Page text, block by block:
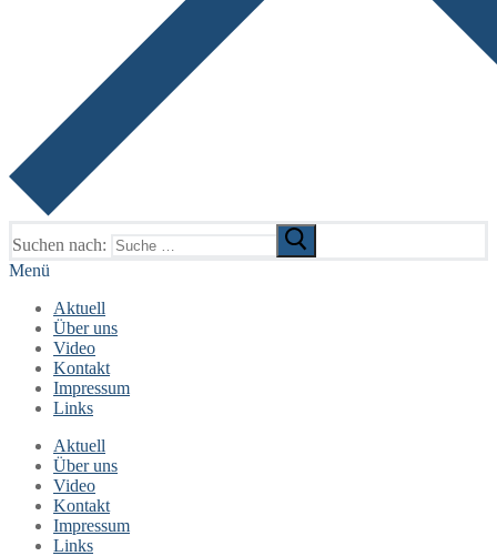
Suchen nach:
Menü
Aktuell
Über uns
Video
Kontakt
Impressum
Links
Aktuell
Über uns
Video
Kontakt
Impressum
Links